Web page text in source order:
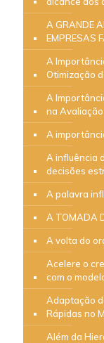
A GRANDE
EMPRESAS
A
Otimização
A
na
A
A influência
decisões
A palavra
A TOMADA
A volta do
Acelere o
com o
Adaptação
Rápidas no
Além da